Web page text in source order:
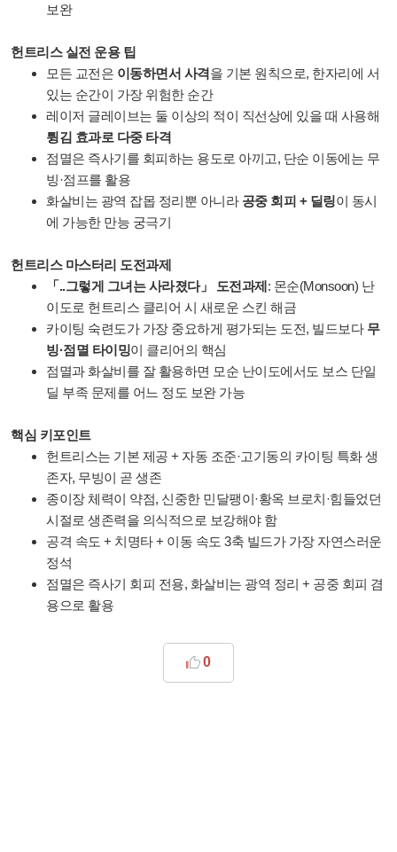
보완
헌트리스 실전 운용 팁
모든 교전은 이동하면서 사격을 기본 원칙으로, 한자리에 서
있는 순간이 가장 위험한 순간
레이저 글레이브는 둘 이상의 적이 직선상에 있을 때 사용해
튕김 효과로 다중 타격
점멸은 즉사기를 회피하는 용도로 아끼고, 단순 이동에는 무
빙·점프를 활용
화살비는 광역 잡몹 정리뿐 아니라 공중 회피 + 딜링이 동시
에 가능한 만능 궁극기
헌트리스 마스터리 도전과제
「..그렇게 그녀는 사라졌다」 도전과제: 몬순(Monsoon) 난
이도로 헌트리스 클리어 시 새로운 스킨 해금
카이팅 숙련도가 가장 중요하게 평가되는 도전, 빌드보다 무
빙·점멸 타이밍이 클리어의 핵심
점멸과 화살비를 잘 활용하면 모순 난이도에서도 보스 단일
딜 부족 문제를 어느 정도 보완 가능
핵심 키포인트
헌트리스는 기본 제공 + 자동 조준·고기동의 카이팅 특화 생
존자, 무빙이 곧 생존
종이장 체력이 약점, 신중한 민달팽이·황옥 브로치·힘들었던
시절로 생존력을 의식적으로 보강해야 함
공격 속도 + 치명타 + 이동 속도 3축 빌드가 가장 자연스러운
정석
점멸은 즉사기 회피 전용, 화살비는 광역 정리 + 공중 회피 겸
용으로 활용
0